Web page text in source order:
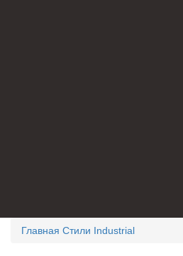
Главная Стили Industrial